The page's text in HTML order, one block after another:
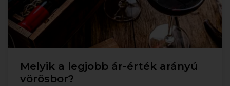
Melyik a legjobb ár-érték arányú
vörösbor?